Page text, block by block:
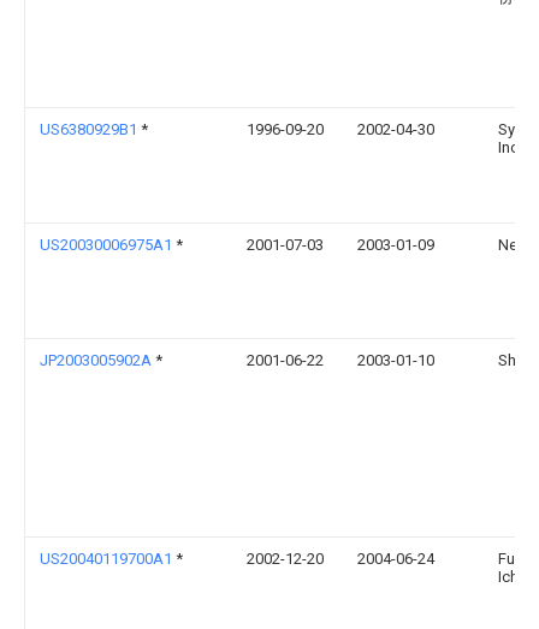
US6380929B1 * 1996-09-20 2002-04-30
US20030006975A1 * 2001-07-03 2003-01-09
JP2003005902A * 2001-06-22 2003-01-10
US20040119700A1 * 2002-12-20 2004-06-24